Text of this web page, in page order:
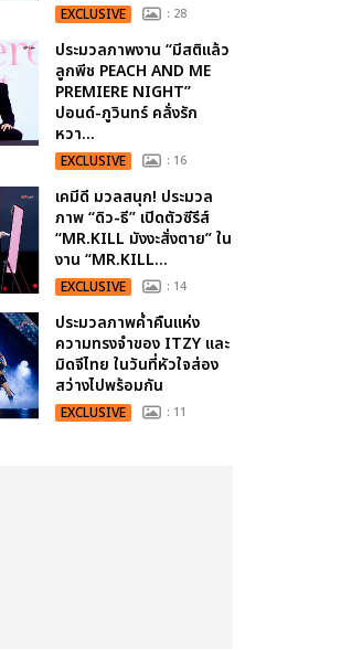
EXCLUSIVE : 28
ประมวลภาพงาน “มีสติแล้ว
ลูกพีช PEACH AND ME
PREMIERE NIGHT”
ปอนด์-ภูวินทร์ คลั่งรัก
หวา...
EXCLUSIVE : 16
เคมีดี มวลสนุก! ประมวล
ภาพ “ดิว-ธี” เปิดตัวซีรีส์
“MR.KILL มังงะสั่งตาย” ใน
งาน “MR.KILL...
EXCLUSIVE : 14
ประมวลภาพค่ำคืนแห่ง
ความทรงจำของ ITZY และ
มิดจีไทย ในวันที่หัวใจส่อง
สว่างไปพร้อมกัน
EXCLUSIVE : 11